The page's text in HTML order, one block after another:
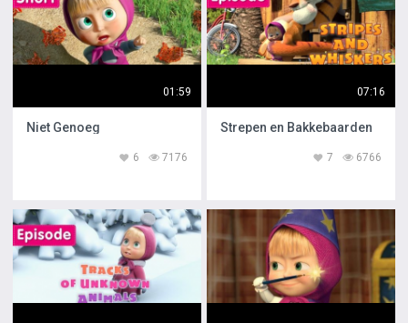
01:59
Niet Genoeg
7176
6
07:16
Strepen en Bakkebaarden
6766
7